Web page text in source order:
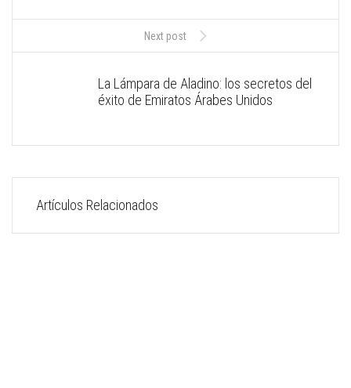
Next post
La Lámpara de Aladino: los secretos del
éxito de Emiratos Árabes Unidos
Artículos Relacionados